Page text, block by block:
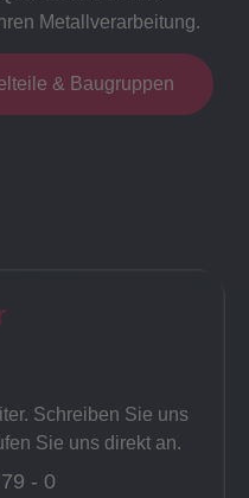
Metallverarbeitung.
& Baugruppen
Schreiben Sie uns
Sie uns direkt an.
- 0